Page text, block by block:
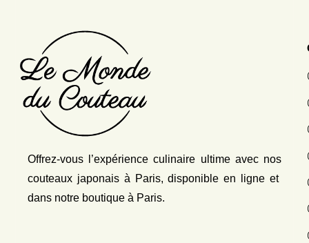
Offrez-vous l’expérience culinaire ultime avec nos
couteaux japonais à Paris, disponible en ligne et
dans notre boutique à Paris.